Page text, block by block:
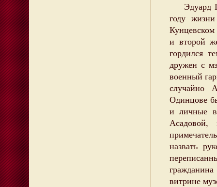
Эдуард
году
и второй
гордился
дружен с
военный
случайно
Одинцове
и личные
назвать
витрине